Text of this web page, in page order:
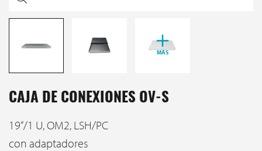
MÁS
CAJA DE CONEXIONES OV-S
19‘‘/1 U, OM2, LSH/PC
con adaptadores